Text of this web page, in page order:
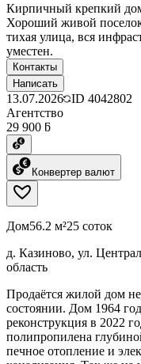
Кирпичный крепкий
Хороший живой
тихая улица, вся
уместен.
Контакты
Написать
13.07.2026 ID 4042802
Агентство
29 900 ƃ
Конвертер валют
Дом56.2 м²25 соток
д. Казиново, ул.
область
Продаётся жилой дом
состоянии. Дом 1964
реконструкция в 2022
полипропилена
печное отопление и